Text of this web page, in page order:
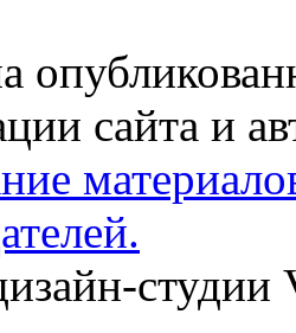
сайта и
студии